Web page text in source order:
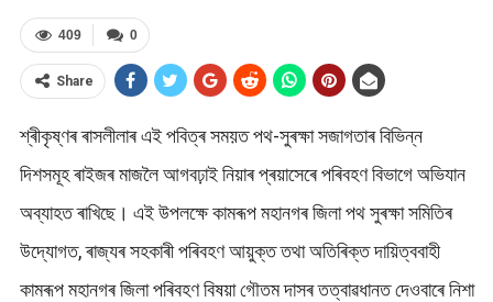
0
409
Share
শ্ৰীকৃষ্ণৰ ৰাসলীলাৰ এই পবিত্ৰ সময়ত পথ-সুৰক্ষা সজাগতাৰ বিভিন্ন
দিশসমূহ ৰাইজৰ মাজলৈ আগবঢ়াই নিয়াৰ প্ৰয়াসেৰে পৰিবহণ বিভাগে অভিযান
অব্যাহত ৰাখিছে। এই উপলক্ষে কামৰূপ মহানগৰ জিলা পথ সুৰক্ষা সমিতিৰ
উদ্যোগত, ৰাজ্যৰ সহকাৰী পৰিবহণ আয়ুক্ত তথা অতিৰিক্ত দায়িত্ববাহী
কামৰূপ মহানগৰ জিলা পৰিবহণ বিষয়া গৌতম দাসৰ তত্বাৱধানত দেওবাৰে নিশা